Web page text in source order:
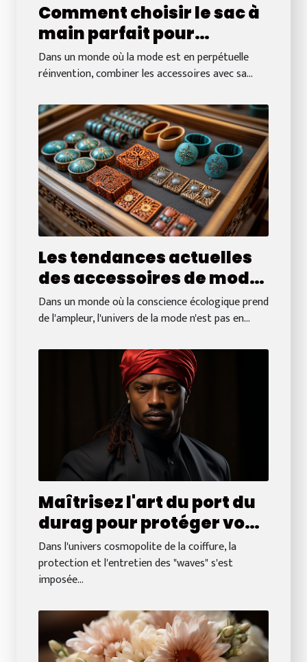
Comment choisir le sac à
main parfait pour
compléter votre
collection de sneakers
Dans un monde où la mode est en perpétuelle
réinvention, combiner les accessoires avec sa...
Les tendances actuelles
des accessoires de mode
éco-responsables sur les
boutiques en ligne
Dans un monde où la conscience écologique prend
de l'ampleur, l'univers de la mode n'est pas en...
Maîtrisez l'art du port du
durag pour protéger vos
waves
Dans l'univers cosmopolite de la coiffure, la
protection et l'entretien des "waves" s'est
imposée...